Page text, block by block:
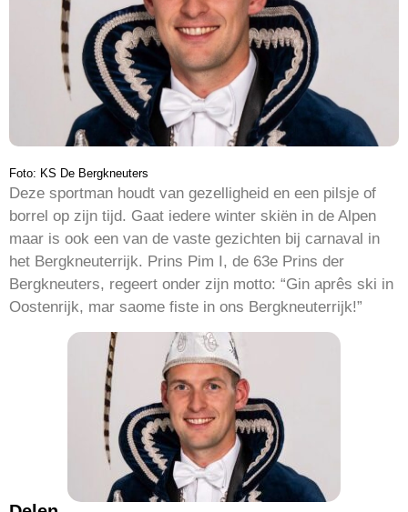
Foto: KS De Bergkneuters
Deze sportman houdt van gezelligheid en een pilsje of
borrel op zijn tijd. Gaat iedere winter skiën in de Alpen
maar is ook een van de vaste gezichten bij carnaval in
het Bergkneuterrijk. Prins Pim I, de 63e Prins der
Bergkneuters, regeert onder zijn motto: “Gin aprês ski in
Oostenrijk, mar saome fiste in ons Bergkneuterrijk!”